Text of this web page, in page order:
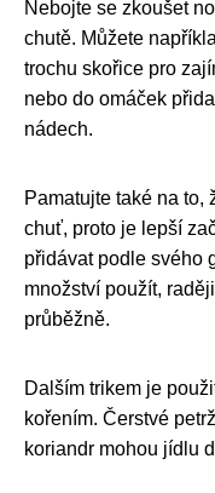
Nebojte se zkoušet
chutě. Můžete
trochu skořice pro
nebo do omáček
nádech.
Pamatujte také na to,
chuť, proto je lepší
přidávat podle svého
množství použít,
průběžně.
Dalším trikem je
kořením. Čerstvé
koriandr mohou jídlu